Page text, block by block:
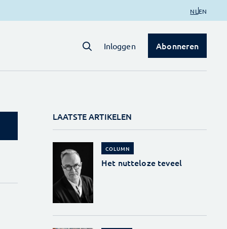
NL EN
Inloggen Abonneren
LAATSTE ARTIKELEN
COLUMN
Het nutteloze teveel